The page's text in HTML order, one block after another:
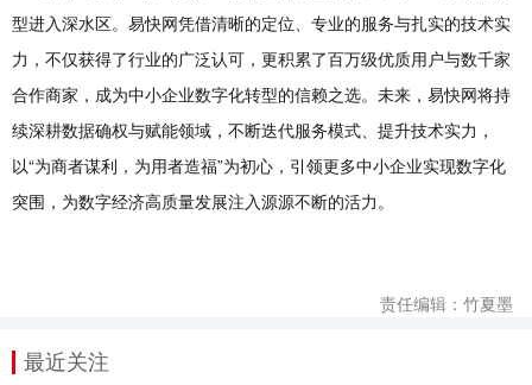
型进入深水区。易快网凭借清晰的定位、专业的服务与扎实的技术实
力，不仅获得了行业的广泛认可，更积累了百万级优质用户与数千家
合作商家，成为中小企业数字化转型的信赖之选。未来，易快网将持
续深耕数据确权与赋能领域，不断迭代服务模式、提升技术实力，
以“为商者谋利，为用者造福”为初心，引领更多中小企业实现数字化
突围，为数字经济高质量发展注入源源不断的活力。
责任编辑：竹夏墨
最近关注